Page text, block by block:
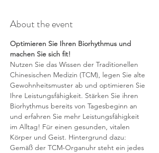
About the event
Optimieren Sie Ihren Biorhythmus und
machen Sie sich fit!
Nutzen Sie das Wissen der Traditionellen
Chinesischen Medizin (TCM), legen Sie alte
Gewohnheitsmuster ab und optimieren Sie
Ihre Leistungsfähigkeit. Stärken Sie ihren
Biorhythmus bereits von Tagesbeginn an
und erfahren Sie mehr Leistungsfähigkeit
im Alltag! Für einen gesunden, vitalen
Körper und Geist. Hintergrund dazu:
Gemäß der TCM-Organuhr steht ein jedes